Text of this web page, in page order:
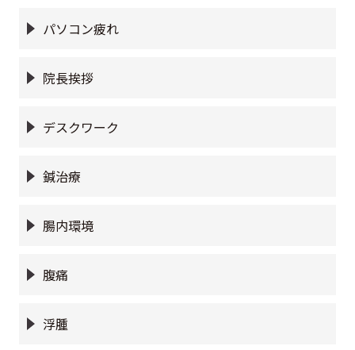
パソコン疲れ
院長挨拶
デスクワーク
鍼治療
腸内環境
腹痛
浮腫